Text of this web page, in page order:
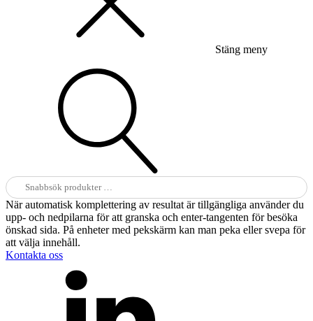
Stäng meny
Sök
efter:
När automatisk komplettering av resultat är tillgängliga använder du
upp- och nedpilarna för att granska och enter-tangenten för besöka
önskad sida. På enheter med pekskärm kan man peka eller svepa för
att välja innehåll.
Kontakta oss